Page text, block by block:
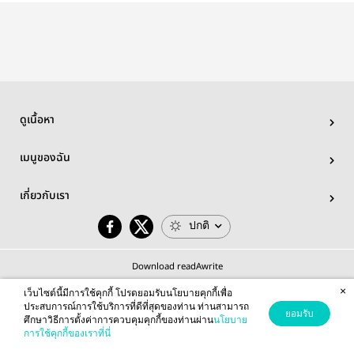
ดูเนื้อหา
เมนูของฉัน
เกี่ยวกับเรา
ปกติ
Download readAwrite
© 2026 readAwrite.com by MEB Corporation Public Company Limited
This site is protected by reCAPTCHA and the Google
เว็บไซต์นี้มีการใช้คุกกี้ โปรดยอมรับนโยบายคุกกี้เพื่อ
ประสบการณ์การใช้บริการที่ดีที่สุดของท่าน ท่านสามารถ
ศึกษาวิธีการตั้งค่าการควบคุมคุกกี้ของท่านผ่านนโยบาย
การใช้คุกกี้ของเราที่นี่
ยอมรับ
×